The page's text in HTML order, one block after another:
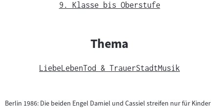
9. Klasse bis Oberstufe
Thema
Liebe LebenTod & TrauerStadtMusik
Berlin 1986: Die beiden Engel Damiel und Cassiel streifen nur für Kinder